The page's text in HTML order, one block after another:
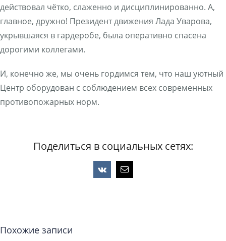
действовал чётко, слаженно и дисциплинированно. А,
главное, дружно! Президент движения Лада Уварова,
укрывшаяся в гардеробе, была оперативно спасена
дорогими коллегами.
И, конечно же, мы очень гордимся тем, что наш уютный
Центр оборудован с соблюдением всех современных
противопожарных норм.
Поделиться в социальных сетях:
Vk Email
Похожие записи